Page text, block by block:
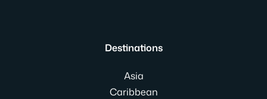
Destinations
Asia
Caribbean